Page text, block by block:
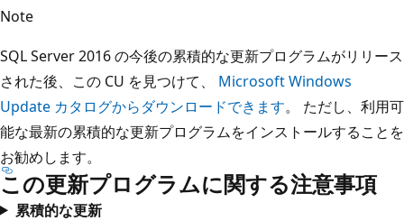
Note
SQL Server 2016 の今後の累積的な更新プログラムがリリース
された後、この CU を見つけて、 Microsoft Windows
Update カタログからダウンロードできます。 ただし、利用可
能な最新の累積的な更新プログラムをインストールすることを
お勧めします。
この更新プログラムに関する注意事項
累積的な更新